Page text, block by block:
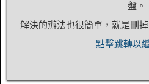
盤。
解決的辦法也很簡單，就是刪
點擊跳轉以